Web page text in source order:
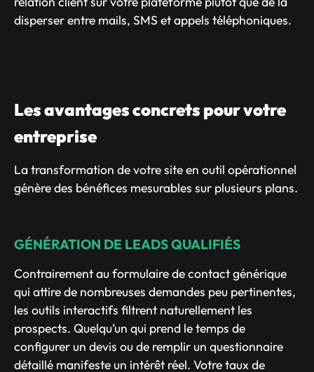
disperser entre mails, SMS et appels téléphoniques.
Les avantages concrets pour votre
entreprise
La transformation de votre site en outil opérationnel
génère des bénéfices mesurables sur plusieurs plans.
GÉNÉRATION DE LEADS QUALIFIÉS
Contrairement au formulaire de contact générique
qui attire de nombreuses demandes peu pertinentes,
les outils interactifs filtrent naturellement les
prospects. Quelqu’un qui prend le temps de
configurer un devis ou de remplir un questionnaire
détaillé manifeste un intérêt réel. Votre taux de